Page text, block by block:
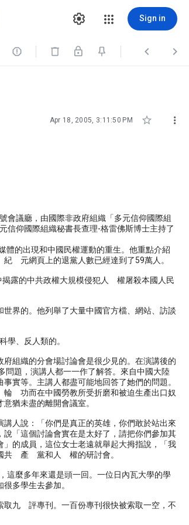
Sign in
  
Apr 18, 2005, 3:11:50 PM  
議廳，由國際非政府組織「多元信仰國際組
仰國際組織秘書長查理-格雷佛斯博士主持了
的出現和中國民權運動的重生。他重點介紹
網頁上的退黨人數已經達到了59萬人。
露的中共政權大規模侵犯人 權屠殺本國人民
界的。他列舉了大量中國官方檔、網站、訪談
學、反人類的。
組織的分會場討論會是很少見的。在演講後的
，演講人都一一作了解答。來自中國大陸
實等。主講人都盡可能地回答了她們的問題。
輪 功而在中國勞教所受折磨和被迫生產出口奴
猶未盡的離開會議室。
人說：「你們是真正的英雄，你們敢於站出來
「這個討論會實在是太好了，請把你們參加其
的成員，這位女士老遠就舉起大拇指說，「我
國共 產 黨和人 權的研討會。
麼多年來還是頭一回。一位日內瓦大學的學
多學生去參加。
九 評專刊。一百份專刊很快被索取一空，不